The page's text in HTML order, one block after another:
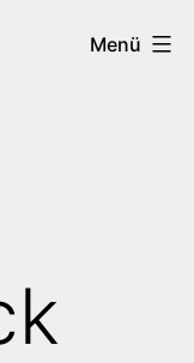
Menü